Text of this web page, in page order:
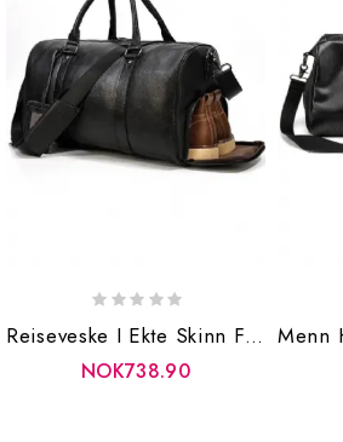
Reiseveske I Ekte Skinn For Mann Unisex Reiseduffel Med Skorom Myke Håndbagasjevesker
NOK738.90